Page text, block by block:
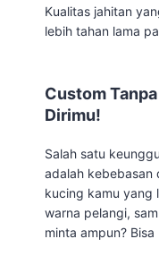
Kualitas jahitan
lebih tahan lama
Custom
Dirimu!
Salah satu
adalah kebebasan
kucing kamu yang
warna pelangi,
minta ampun?